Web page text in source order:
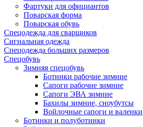
Фартуки для официантов
Поварская форма
Поварская обувь
Спецодежда для сварщиков
Сигнальная одежда
Спецодежда больших размеров
Спецобувь
Зимняя спецобувь
Ботинки рабочие зимние
Сапоги рабочие зимние
Сапоги ЭВА зимние
Бахилы зимние, сноубутсы
Войлочные сапоги и валенки
Ботинки и полуботинки